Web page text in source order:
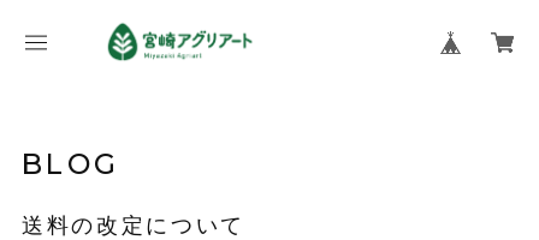
BLOG
送料の改定について